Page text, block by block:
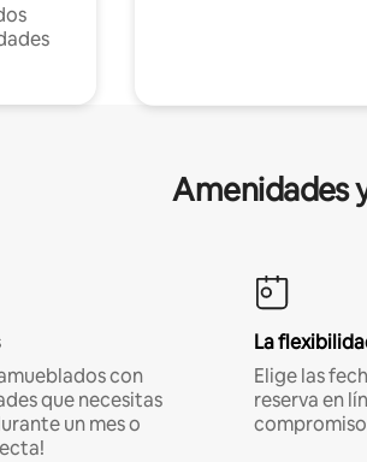
Amenidades
con
que necesitas
un mes o
La
Elige las
reserva en